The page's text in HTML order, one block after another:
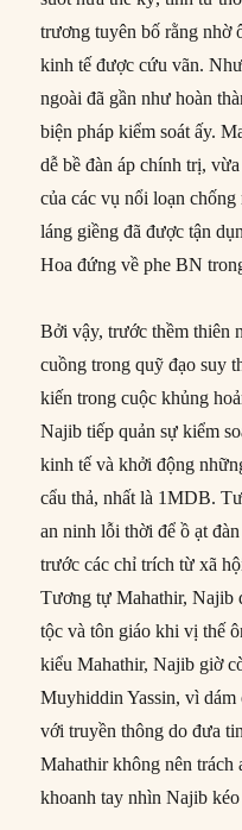
trương tuyên bố rằng nhờ
kinh tế được cứu vãn.
ngoài đã gần như hoàn
biện pháp kiểm soát ấy.
dễ bề đàn áp chính trị,
của các vụ nổi loạn
láng giềng đã được tận
Hoa đứng về phe BN
Bởi vậy, trước thềm thiên
cuồng trong quỹ đạo suy
kiến trong cuộc khủng
Najib tiếp quản sự kiểm
kinh tế và khởi động
cẩu thả, nhất là 1MDB.
an ninh lỗi thời để ồ ạt
trước các chỉ trích từ xã
Tương tự Mahathir, Najib
tộc và tôn giáo khi vị thế
kiểu Mahathir, Najib giờ
Muyhiddin Yassin, vì dám
với truyền thông do đưa
Mahathir không nên trách
khoanh tay nhìn Najib